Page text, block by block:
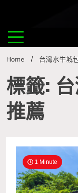
Home 台灣水牛城
標籤:
推薦
1 Minute